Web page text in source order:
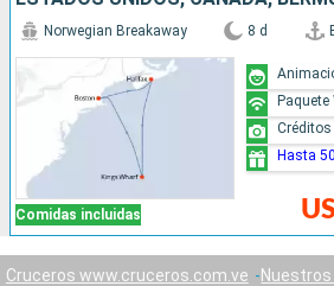
Comidas incluidas
Norwegian Breakaway 8 d
Paquete
Hasta
Cruceros www.cruceros.com.ve